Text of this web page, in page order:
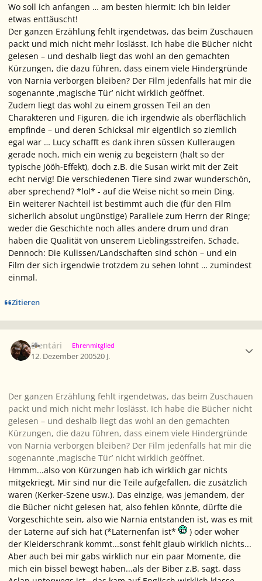
Wo soll ich anfangen … am besten hiermit: Ich bin leider
etwas enttäuscht!
Der ganzen Erzählung fehlt irgendetwas, das beim Zuschauen
packt und mich nicht mehr loslässt. Ich habe die Bücher nicht
gelesen – und deshalb liegt das wohl an den gemachten
Kürzungen, die dazu führen, dass einem viele Hindergründe
von Narnia verborgen bleiben? Der Film jedenfalls hat mir die
sogenannte ‚magische Tür’ nicht wirklich geöffnet.
Zudem liegt das wohl zu einem grossen Teil an den
Charakteren und Figuren, die ich irgendwie als oberflächlich
empfinde – und deren Schicksal mir eigentlich so ziemlich
egal war … Lucy schafft es dank ihren süssen Kulleraugen
gerade noch, mich ein wenig zu begeistern (halt so der
typische Jööh-Effekt), doch z.B. die Susan wirkt mit der Zeit
echt nervig! Die verschiedenen Tiere sind zwar wunderschön,
aber sprechend? *lol* - auf die Weise nicht so mein Ding.
Ein weiterer Nachteil ist bestimmt auch die (für den Film
sicherlich absolut ungünstige) Parallele zum Herrn der Ringe;
weder die Geschichte noch alles andere drum und dran
haben die Qualität von unserem Lieblingsstreifen. Schade.
Dennoch: Die Kulissen/Landschaften sind schön – und ein
Film der sich irgendwie trotzdem zu sehen lohnt … zumindest
einmal.
Zitieren
Elentári Ehrenmitglied
12. Dezember 200520 J.
Der ganzen Erzählung fehlt irgendetwas, das beim Zuschauen
packt und mich nicht mehr loslässt. Ich habe die Bücher nicht
gelesen – und deshalb liegt das wohl an den gemachten
Kürzungen, die dazu führen, dass einem viele Hindergründe
von Narnia verborgen bleiben? Der Film jedenfalls hat mir die
sogenannte ‚magische Tür’ nicht wirklich geöffnet.
Hmmm...also von Kürzungen hab ich wirklich gar nichts
mitgekriegt. Mir sind nur die Teile aufgefallen, die zusätzlich
waren (Kerker-Szene usw.). Das einzige, was jemandem, der
die Bücher nicht gelesen hat, also fehlen könnte, dürfte die
Vorgeschichte sein, also wie Narnia entstanden ist, was es mit
der Laterne auf sich hat (*Laternenfan ist*
) oder woher
der Kleiderschrank kommt...sonst fehlt glaub wirklich nichts...
Aber auch bei mir gabs wirklich nur ein paar Momente, die
mich ein bissel bewegt haben...als der Biber z.B. sagt, dass